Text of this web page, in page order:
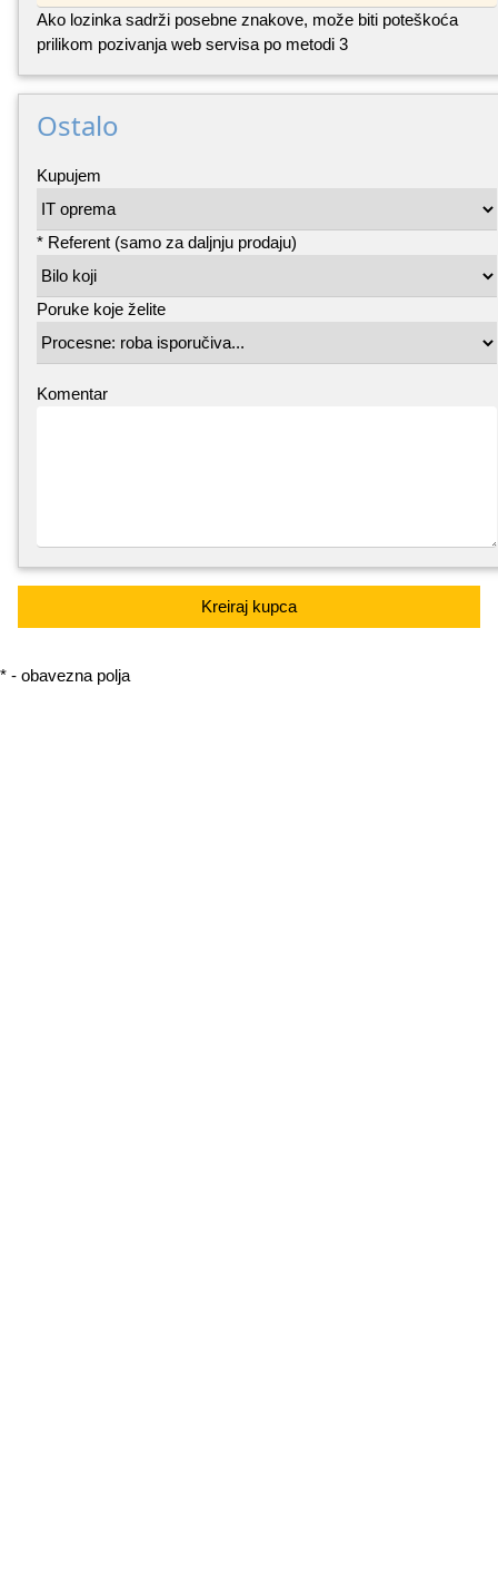
Ako lozinka sadrži posebne znakove, može biti poteškoća
prilikom pozivanja web servisa po metodi 3
Ostalo
Kupujem
* Referent (samo za daljnju prodaju)
Poruke koje želite
Komentar
Kreiraj kupca
* - obavezna polja